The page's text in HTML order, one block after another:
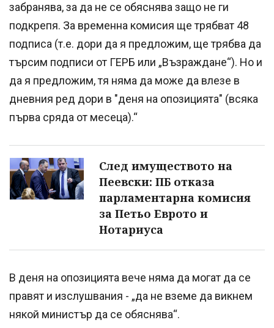
забранява, за да не се обяснява защо не ги
подкрепя. За временна комисия ще трябват 48
подписа (т.е. дори да я предложим, ще трябва да
търсим подписи от ГЕРБ или „Възраждане“). Но и
да я предложим, тя няма да може да влезе в
дневния ред дори в "деня на опозицията" (всяка
първа сряда от месеца).“
След имуществото на
Пеевски: ПБ отказа
парламентарна комисия
за Петьо Еврото и
Нотариуса
В деня на опозицията вече няма да могат да се
правят и изслушвания - „да не вземе да викнем
някой министър да се обяснява“.